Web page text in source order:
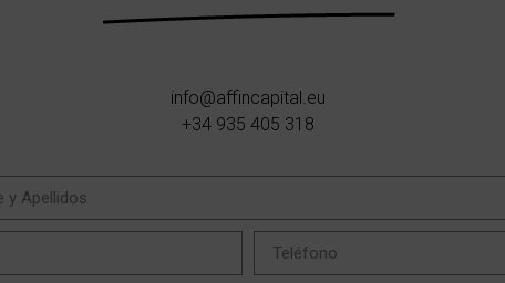
info@affincapital.eu
+34 935 405 318